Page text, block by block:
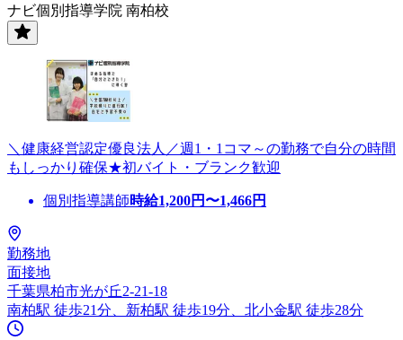
ナビ個別指導学院 南柏校
＼健康経営認定優良法人／週1・1コマ～の勤務で自分の時間
もしっかり確保★初バイト・ブランク歓迎
個別指導講師時給1,200円〜1,466円
勤務地
面接地
千葉県柏市光が丘2-21-18
南柏駅 徒歩21分、新柏駅 徒歩19分、北小金駅 徒歩28分